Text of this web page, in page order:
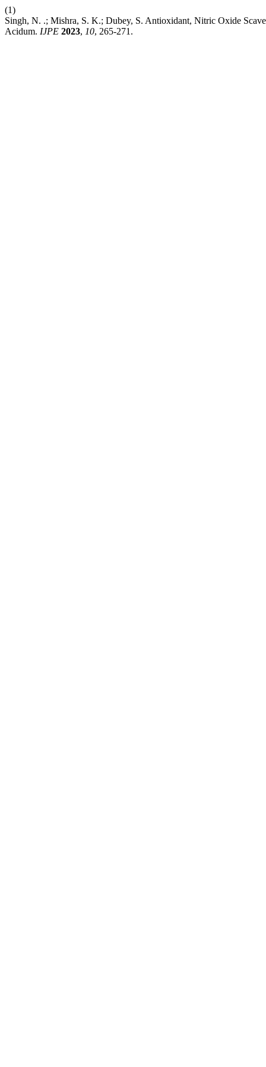
(1)
Singh, N. .; Mishra, S. K.; Dubey, S. Antioxidant, Nitric Oxide
Acidum. IJPE 2023, 10, 265-271.